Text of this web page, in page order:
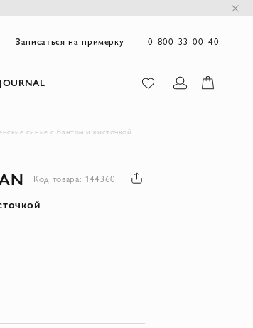
Записаться на примерку 0 800 33 00 40
JOURNAL
синие с бантом и кисточкой
Код товара: 144360